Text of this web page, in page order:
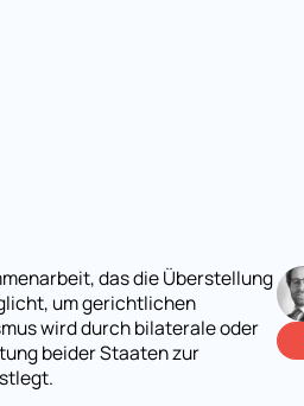
das die Überstellung
um gerichtlichen
wird durch bilaterale oder
beider Staaten zur